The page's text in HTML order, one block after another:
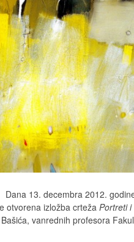
Dana 13. decembra 2012.
otvorena izložba crteža Portreti
vanrednih profesora